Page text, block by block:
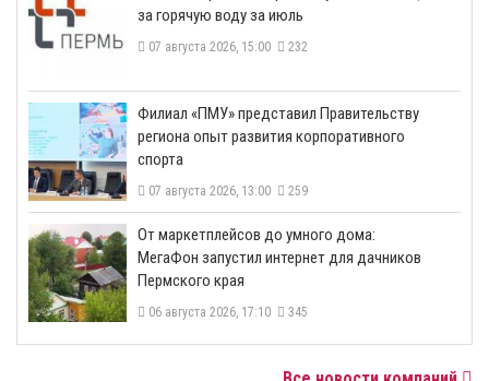
за горячую воду за июль
07 августа 2026, 15:00 232
​Филиал «ПМУ» представил Правительству
региона опыт развития корпоративного
спорта
07 августа 2026, 13:00 259
От маркетплейсов до умного дома:
МегаФон запустил интернет для дачников
Пермского края
06 августа 2026, 17:10 345